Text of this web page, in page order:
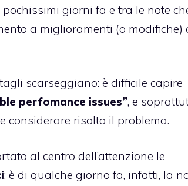
giorni fa e tra le note
a miglioramenti (o modifiche)
scarseggiano: è difficile capire
perfomance issues”, e
considerare risolto il problema.
al centro dell’attenzione le
; è di qualche giorno fa, infatti, la